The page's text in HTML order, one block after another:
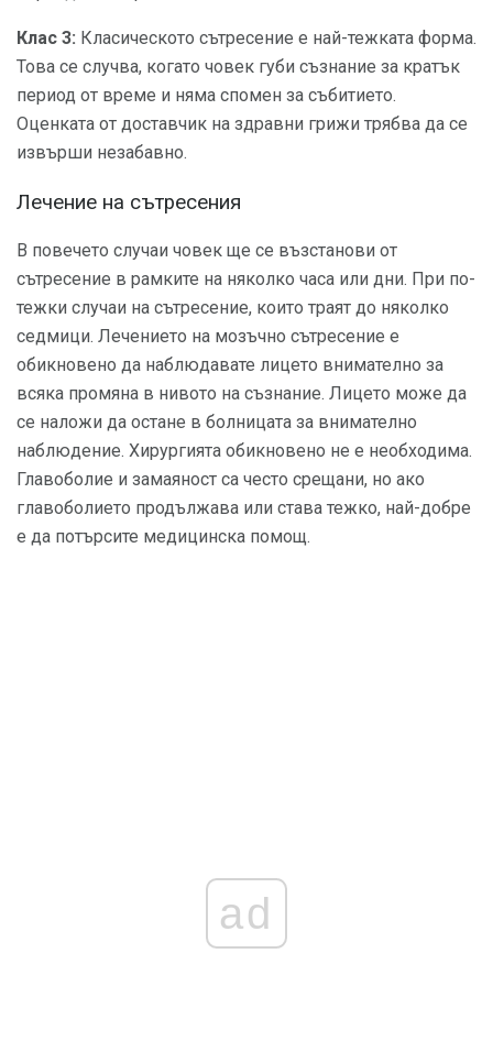
Клас 3: Класическото сътресение е най-тежката форма.
Това се случва, когато човек губи съзнание за кратък
период от време и няма спомен за събитието.
Оценката от доставчик на здравни грижи трябва да се
извърши незабавно.
Лечение на сътресения
В повечето случаи човек ще се възстанови от
сътресение в рамките на няколко часа или дни. При по-
тежки случаи на сътресение, които траят до няколко
седмици. Лечението на мозъчно сътресение е
обикновено да наблюдавате лицето внимателно за
всяка промяна в нивото на съзнание. Лицето може да
се наложи да остане в болницата за внимателно
наблюдение. Хирургията обикновено не е необходима.
Главоболие и замаяност са често срещани, но ако
главоболието продължава или става тежко, най-добре
е да потърсите медицинска помощ.
ad